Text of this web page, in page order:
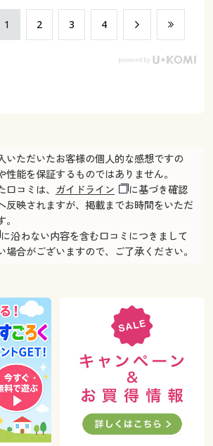
​1 ​2 ​3 ​4
いただいたお客様の個人的な感想ですの
性能を保証するものではありません。
コミは、 ガイドライン
に基づき確認
反映されますが、掲載までお時間をいただ
に沿わない内容を含む口コミにつきまして
場合がございますので、ご了承ください。